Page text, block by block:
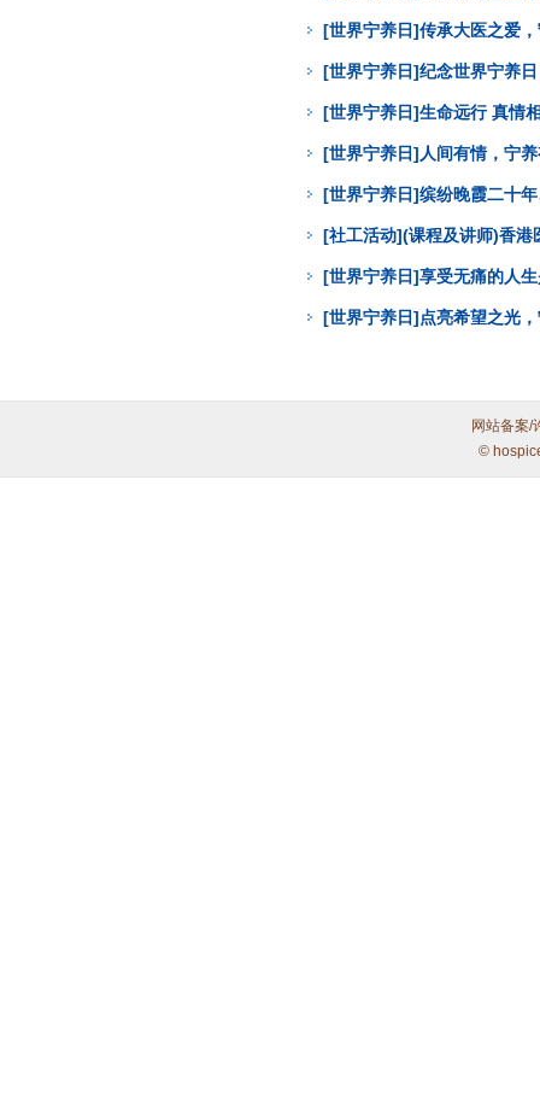
[世界宁养日]传承大医之爱
[世界宁养日]纪念世界宁养
[世界宁养日]生命远行 真情
[世界宁养日]人间有情，宁
[世界宁养日]缤纷晚霞二十
[社工活动](课程及讲师)香
[世界宁养日]享受无痛的人
[世界宁养日]点亮希望之光
网站备案/
©